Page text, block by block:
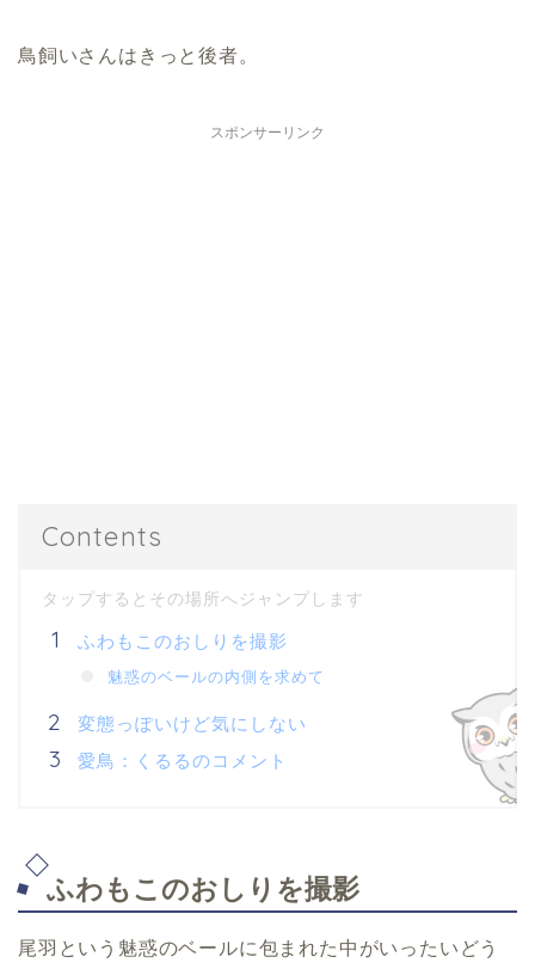
鳥飼いさんはきっと後者。
スポンサーリンク
Contents
ふわもこのおしりを撮影
魅惑のベールの内側を求めて
変態っぽいけど気にしない
愛鳥：くるるのコメント
ふわもこのおしりを撮影
尾羽という魅惑のベールに包まれた中がいったいどう